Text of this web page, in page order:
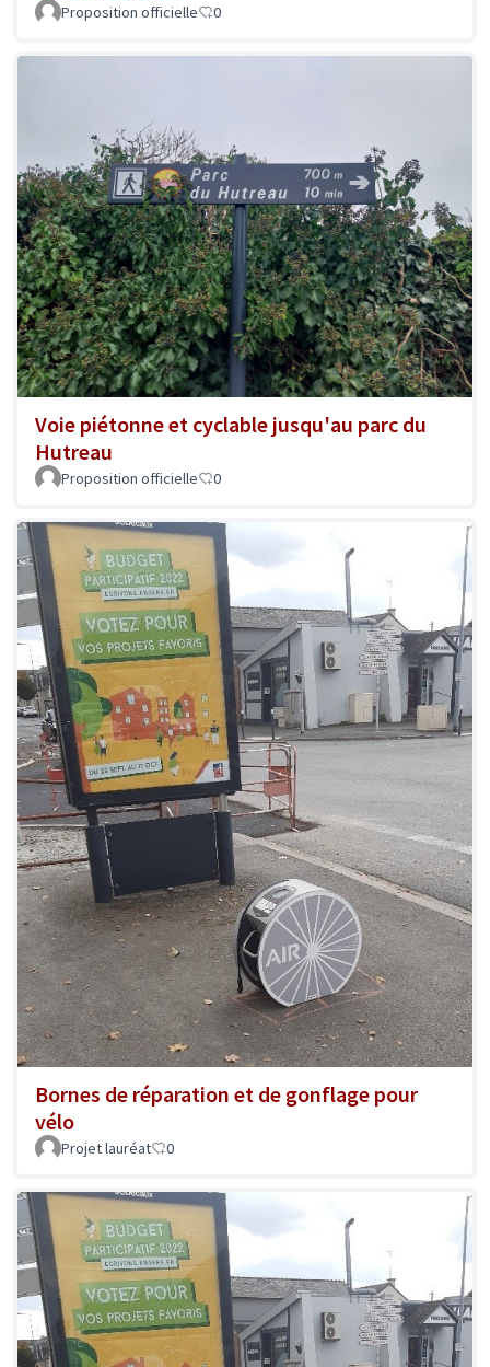
Proposition officielle 0
Voie piétonne et cyclable jusqu'au parc du
Hutreau
Proposition officielle 0
Bornes de réparation et de gonflage pour
vélo
Projet lauréat 0